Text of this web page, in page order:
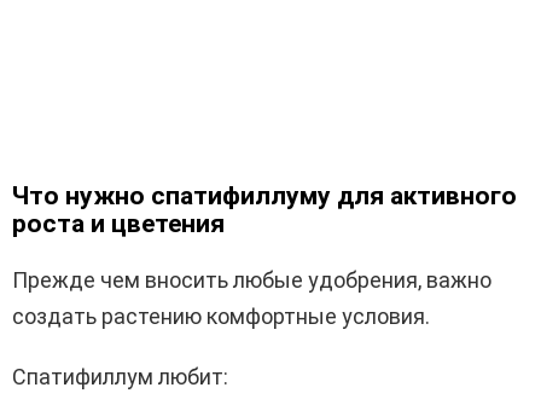
Что нужно спатифиллуму для активного
роста и цветения
Прежде чем вносить любые удобрения, важно
создать растению комфортные условия.
Спатифиллум любит: